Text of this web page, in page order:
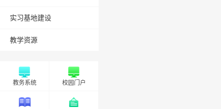
实习基地建设
教学资源
教务系统 校园门户